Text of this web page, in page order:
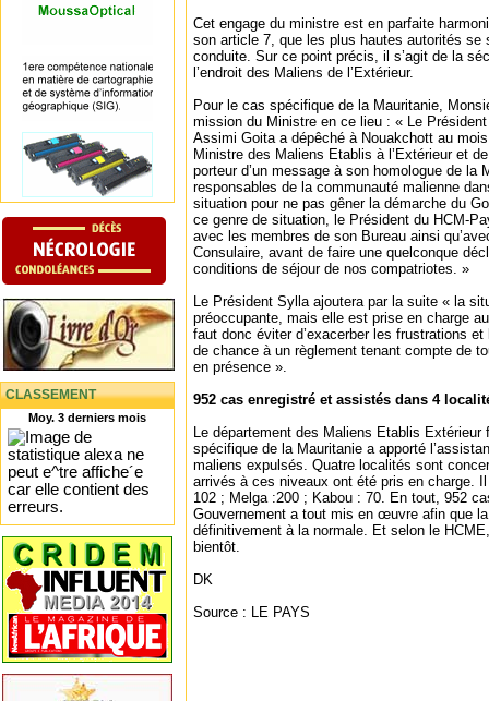
CLASSEMENT
Moy. 3 derniers mois
Cet engage du ministre est en parfaite
son article 7, que les plus hautes autorités se
conduite. Sur ce point précis, il s’agit de la
l’endroit des Maliens de l’Extérieur.
Pour le cas spécifique de la Mauritanie,
mission du Ministre en ce lieu : « Le
Assimi Goita a dépêché à Nouakchott au
Ministre des Maliens Etablis à l’Extérieur et
porteur d’un message à son homologue de la
responsables de la communauté malienne
situation pour ne pas gêner la démarche du
ce genre de situation, le Président du HCM-
avec les membres de son Bureau ainsi
Consulaire, avant de faire une quelconque
conditions de séjour de nos compatriotes. »
Le Président Sylla ajoutera par la suite « la
préoccupante, mais elle est prise en charge
faut donc éviter d’exacerber les frustrations
de chance à un règlement tenant compte de
en présence ».
952 cas enregistré et assistés dans 4
Le département des Maliens Etablis
spécifique de la Mauritanie a apporté
maliens expulsés. Quatre localités sont
arrivés à ces niveaux ont été pris en charge.
102 ; Melga :200 ; Kabou : 70. En tout, 952
Gouvernement a tout mis en œuvre afin que
définitivement à la normale. Et selon le
bientôt.
DK
Source : LE PAYS